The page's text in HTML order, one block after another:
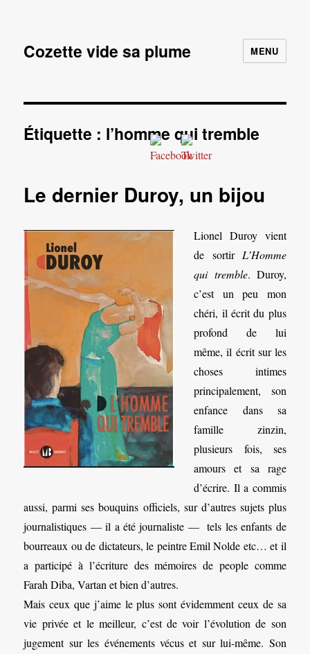
Cozette vide sa plume MENU
Étiquette : l’homme qui tremble
Le dernier Duroy, un bijou
Lionel Duroy vient
de sortir L’Homme
qui tremble. Duroy,
c’est un peu mon
chéri, il écrit du plus
profond de lui
même, il écrit sur les
choses intimes
principalement, son
enfance dans sa
famille zinzin,
plusieurs fois, ses
amours et sa rage
d’écrire. Il a commis
aussi, parmi ses bouquins officiels, sur d’autres sujets plus
journalistiques — il a été journaliste — tels les enfants de
bourreaux ou de dictateurs, le peintre Emil Nolde etc… et il
a participé à l’écriture des mémoires de people comme
Farah Diba, Vartan et bien d’autres.
Mais ceux que j’aime le plus sont évidemment ceux de sa
vie privée et le meilleur, c’est de voir l’évolution de son
jugement sur les événements vécus et sur lui-même. Son